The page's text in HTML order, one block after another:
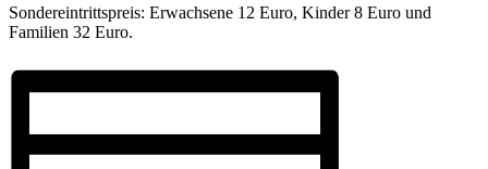
Sondereintrittspreis: Erwachsene 12 Euro, Kinder 8 Euro und
Familien 32 Euro.